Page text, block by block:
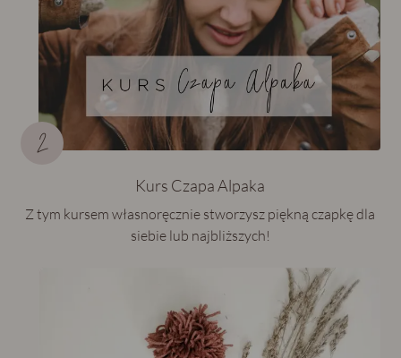
Kurs Czapa Alpaka
Z tym kursem własnoręcznie stworzysz piękną czapkę dla
siebie lub najbliższych!